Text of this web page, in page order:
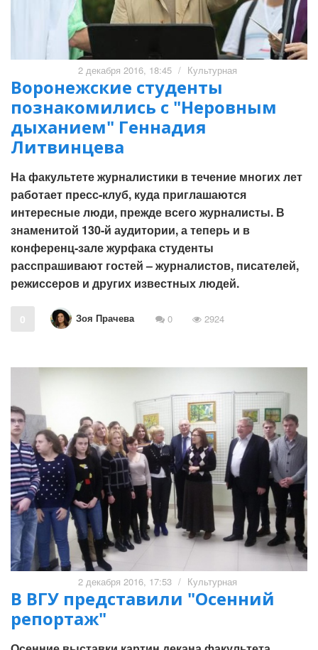
2 декабря 2016, 18:45 / Культурная
Воронежские студенты
познакомились с "Неровным
дыханием" Геннадия
Литвинцева
На факультете журналистики в течение многих лет
работает пресс-клуб, куда приглашаются
интересные люди, прежде всего журналисты. В
знаменитой 130-й аудитории, а теперь и в
конференц-зале журфака студенты
расспрашивают гостей – журналистов, писателей,
режиссеров и других известных людей.
0 Зоя Прачева 0 2924
2 декабря 2016, 17:53 / Культурная
В ВГУ представили "Осенний
репортаж"